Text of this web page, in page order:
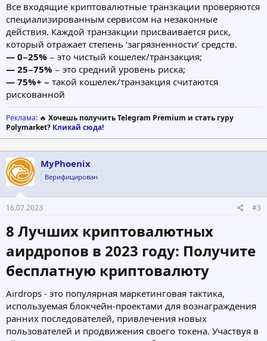
Все входящие криптовалютные транзкации проверяются
специализированным сервисом на незаконные
действия. Каждой транзакции присваивается риск,
который отражает степень ‘загрязненности’ средств.
— 0−25% − это чистый кошелек/транзакция;
— 25−75% − это средний уровень риска;
— 75%+ − такой кошелек/транзакция считаются
рискованной
Реклама: 🔥 Хочешь получить Telegram Premium и стать гуру
Polymarket? Кликай сюда!
MyPhoenix
Верифицирован
16.07.2023 #3
8 Лучших криптовалютных
аирдропов в 2023 году: Получите
бесплатную криптовалюту​
Airdrops - это популярная маркетинговая тактика,
используемая блокчейн-проектами для вознаграждения
ранних последователей, привлечения новых
пользователей и продвижения своего токена. Участвуя в